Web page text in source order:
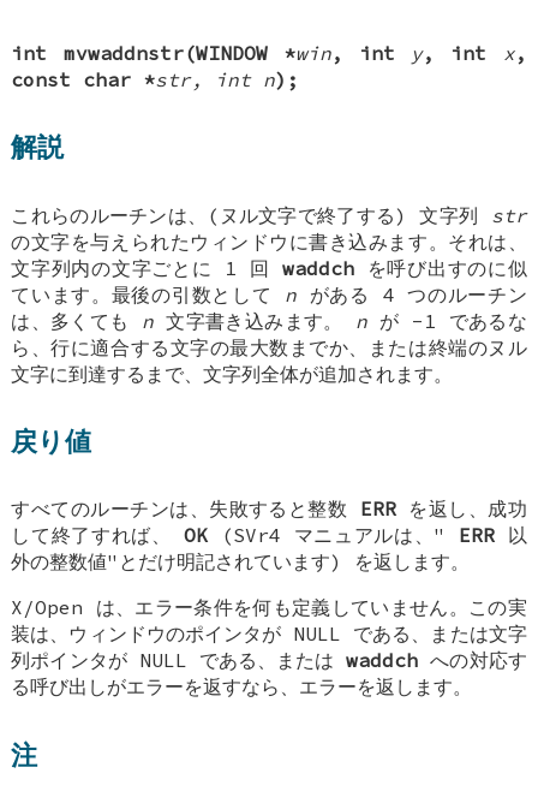
int mvwaddnstr(WINDOW *win, int y, int x,
const char *str, int n);
解説
これらのルーチンは、(ヌル文字で終了する) 文字列 str
の文字を与えられたウィンドウに書き込みます。それは、
文字列内の文字ごとに 1 回waddch を呼び出すのに似
ています。最後の引数として n がある 4 つのルーチン
は、多くても n文字書き込みます。 n が -1 であるな
ら、行に適合する文字の最大数までか、または終端のヌル
文字に到達するまで、文字列全体が追加されます。
戻り値
すべてのルーチンは、失敗すると整数 ERRを返し、成功
して終了すれば、OK (SVr4 マニュアルは、" ERR 以
外の整数値"とだけ明記されています) を返します。
X/Open は、エラー条件を何も定義していません。この実
装は、ウィンドウのポインタが NULL である、または文字
列ポインタが NULL である、またはwaddch への対応す
る呼び出しがエラーを返すなら、エラーを返します。
注